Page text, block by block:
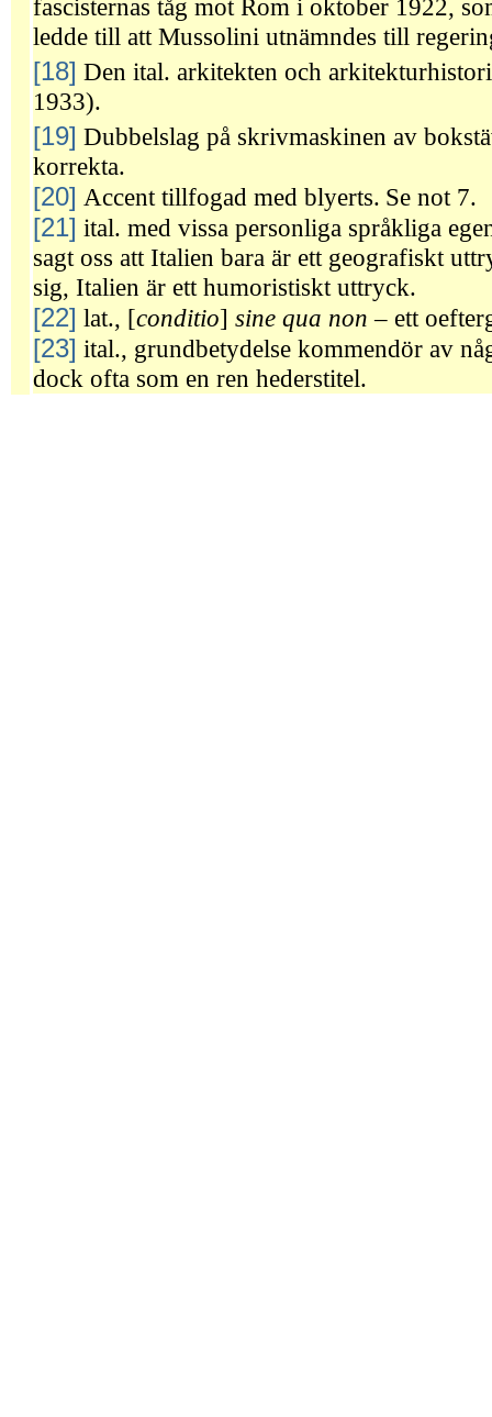
fascisternas tåg mot Rom i oktober 1922,
ledde till att Mussolini utnämndes till
[18] Den ital. arkitekten och
1933).
[19] Dubbelslag på skrivmaskinen av
korrekta.
[20] Accent tillfogad med blyerts. Se not 7.
[21] ital. med vissa personliga språkliga
sagt oss att Italien bara är ett geografiskt
sig, Italien är ett humoristiskt uttryck.
[22] lat., [conditio] sine qua non – ett
[23] ital., grundbetydelse kommendör av
dock ofta som en ren hederstitel.